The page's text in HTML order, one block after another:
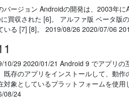
バージョン Androidの開発は、2003年
買収された [6]。 アルファ版 ベータ版
いる [7] [8]。 2019/08/26 2020/07/06
10/29 2020/01/21 Android 9 でアプリの
既存のアプリをインストールして、動
対象としているプラットフォームを使用
08/24